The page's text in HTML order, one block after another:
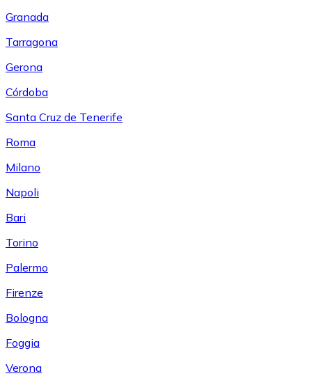
Granada
Tarragona
Gerona
Córdoba
Santa Cruz de Tenerife
Roma
Milano
Napoli
Bari
Torino
Palermo
Firenze
Bologna
Foggia
Verona